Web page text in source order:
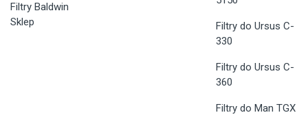
Filtry Baldwin
Sklep
Filtry do Ursus C-
330
Filtry do Ursus C-
360
Filtry do Man TGX